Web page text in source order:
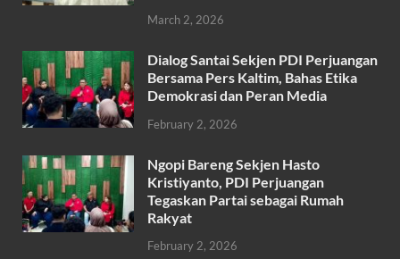
March 2, 2026
Dialog Santai Sekjen PDI Perjuangan
Bersama Pers Kaltim, Bahas Etika
Demokrasi dan Peran Media
February 2, 2026
Ngopi Bareng Sekjen Hasto
Kristiyanto, PDI Perjuangan
Tegaskan Partai sebagai Rumah
Rakyat
February 2, 2026